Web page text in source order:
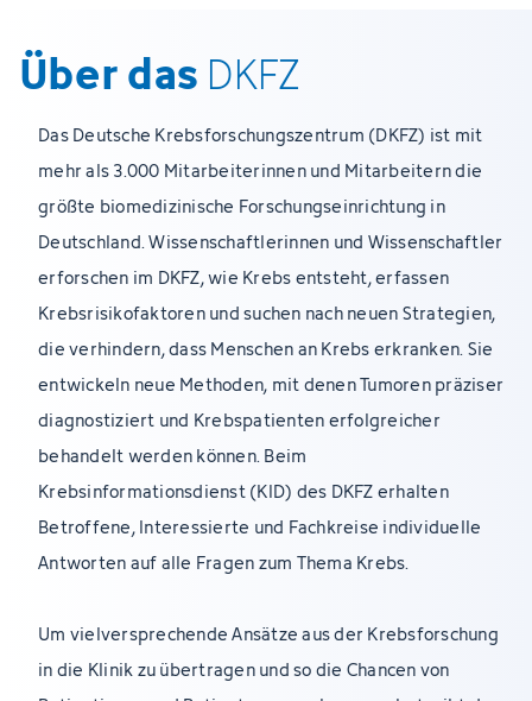
Über das DKFZ
Das Deutsche Krebsforschungszentrum (DKFZ) ist mit
mehr als 3.000 Mitarbeiterinnen und Mitarbeitern die
größte biomedizinische Forschungseinrichtung in
Deutschland. Wissenschaftlerinnen und Wissenschaftler
erforschen im DKFZ, wie Krebs entsteht, erfassen
Krebsrisikofaktoren und suchen nach neuen Strategien,
die verhindern, dass Menschen an Krebs erkranken. Sie
entwickeln neue Methoden, mit denen Tumoren präziser
diagnostiziert und Krebspatienten erfolgreicher
behandelt werden können. Beim
Krebsinformationsdienst (KID) des DKFZ erhalten
Betroffene, Interessierte und Fachkreise individuelle
Antworten auf alle Fragen zum Thema Krebs.
Um vielversprechende Ansätze aus der Krebsforschung
in die Klinik zu übertragen und so die Chancen von